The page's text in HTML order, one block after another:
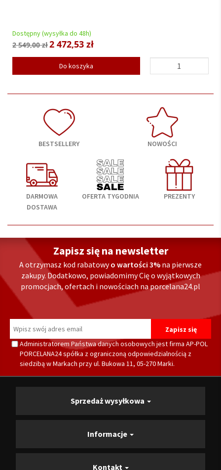
Dostępny (wysyłka do 48h)
852,00 zł
Do koszyka
BESTSELLERY NOWOŚCI
DARMOWA
DOSTAWA
OFERTA TYGODNIA PREZENTY
Zapisz się na newsletter
A otrzymasz kod rabatowyo wartości 3% na pierwsze
zakupy. Dodatkowo, powiadomimy Cię o wyjątkowych
promocjach, ofertach i nowościach na porcelana24.pl
Administratorem Państwa danych osobowych jest firma AP-POL
PORCELANA24 spółka z ograniczoną odpowiedzialnością z
siedzibą w Markach przy ul. Bukowa 11, 05-270 Marki.
Sprzedaż wysyłkowa
Informacje
Kontakt